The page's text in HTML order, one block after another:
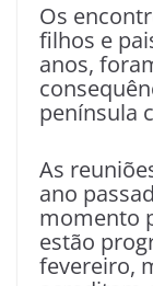
Os
filhos e
anos,
península
As
ano
momento
estão
fevereiro,